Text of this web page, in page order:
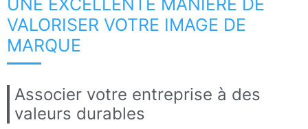
UNE EXCELLENTE MANIÈRE DE
VALORISER VOTRE IMAGE DE
MARQUE
Associer votre entreprise à des
valeurs durables